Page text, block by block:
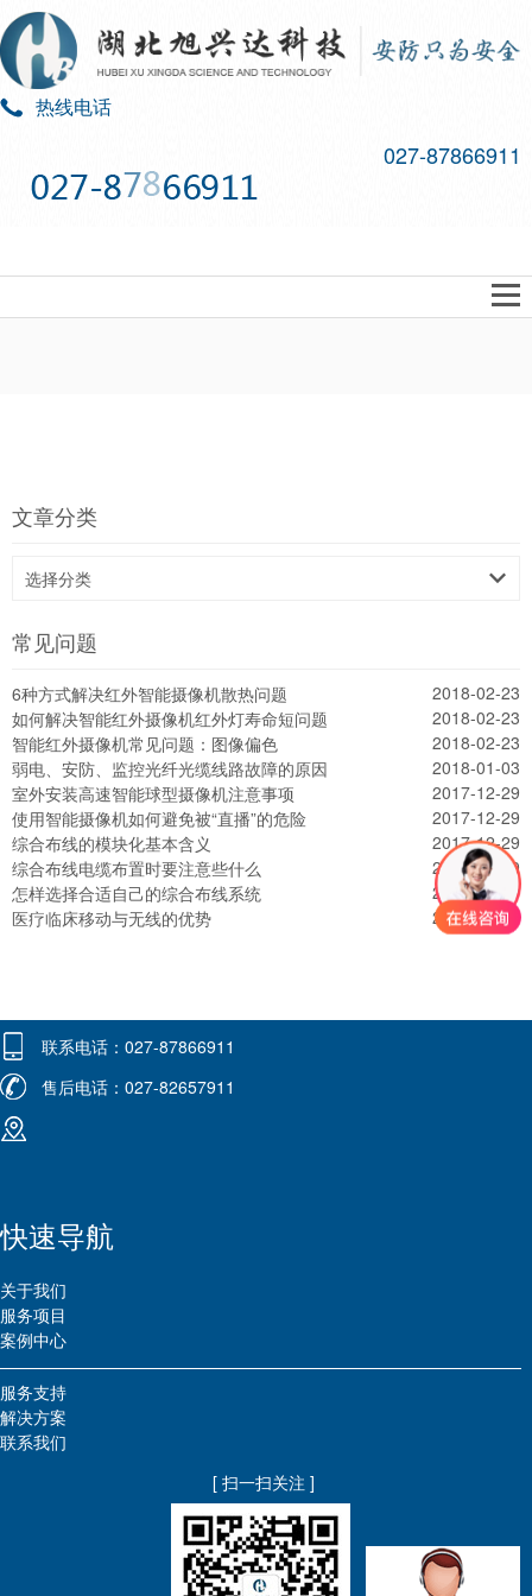
热线电话
027-87866911
PICTURE
文章分类
选择分类
常见问题
6种方式解决红外智能摄像机散热问题
2018-02-23
如何解决智能红外摄像机红外灯寿命短问题
2018-02-23
智能红外摄像机常见问题：图像偏色
2018-02-23
弱电、安防、监控光纤光缆线路故障的原因
2018-01-03
室外安装高速智能球型摄像机注意事项
2017-12-29
使用智能摄像机如何避免被“直播”的危险
2017-12-29
综合布线的模块化基本含义
2017-12-29
综合布线电缆布置时要注意些什么
2017-12-29
怎样选择合适自己的综合布线系统
2017-12-29
医疗临床移动与无线的优势
2017-12-29
联系电话：027-87866911
售后电话：027-82657911
快速导航
关于我们
服务项目
案例中心
服务支持
解决方案
联系我们
[ 扫一扫关注 ]